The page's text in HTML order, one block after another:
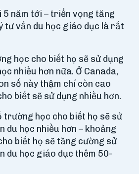
5 năm tới – triển vọng tăng
tư vấn du học giáo dục là rất
học cho biết họ sẽ sử dụng
nhiều hơn nữa. Ở Canada,
số này thậm chí còn cao
biết sẽ sử dụng nhiều hơn.
trường học cho biết họ sẽ sử
du học nhiều hơn – khoảng
biết họ sẽ tăng cường sử
du học giáo dục thêm 50-